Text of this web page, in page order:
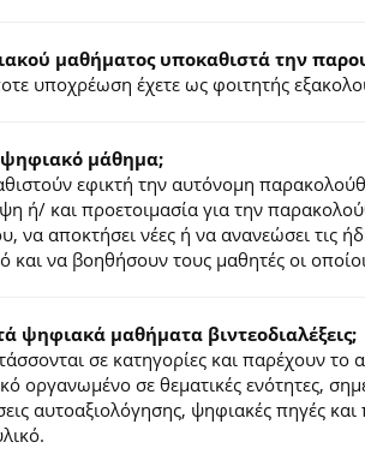
μαθήματος υποκαθιστά την
υποχρέωση έχετε ως φοιτητής
ψηφιακό μάθημα;
εφικτή την αυτόνομη
ή/ και προετοιμασία για την
να αποκτήσει νέες ή να ανανεώσει
και να βοηθήσουν τους μαθητές οι
ψηφιακά μαθήματα βιντεοδιαλέξεις;
σε κατηγορίες και παρέχουν το
οργανωμένο σε θεματικές ενότητες,
αυτοαξιολόγησης, ψηφιακές πηγές